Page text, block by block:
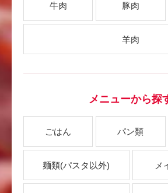
牛肉 豚肉
羊肉
メニューから探
ごはん パン類
麺類(パスタ以外) メ